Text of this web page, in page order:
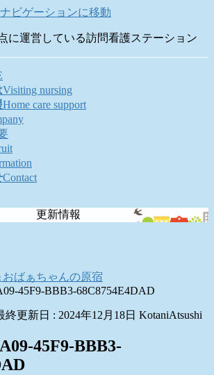
ナビゲーションに移動
に運営している訪問看護ステーション
Visiting nursing
Home care support
Contact
更新情報
ばぁちゃんの原宿
45F9-BBB3-68C8754E4DAD
終更新日 : 2024年12月18日 KotaniAtsushi
45F9-BBB3-